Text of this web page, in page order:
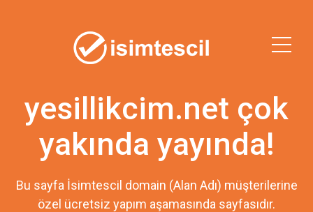
yesillikcim.net çok
yakında yayında!
Bu sayfa İsimtescil domain (Alan Adı) müşterilerine
özel ücretsiz yapım aşamasında sayfasıdır.